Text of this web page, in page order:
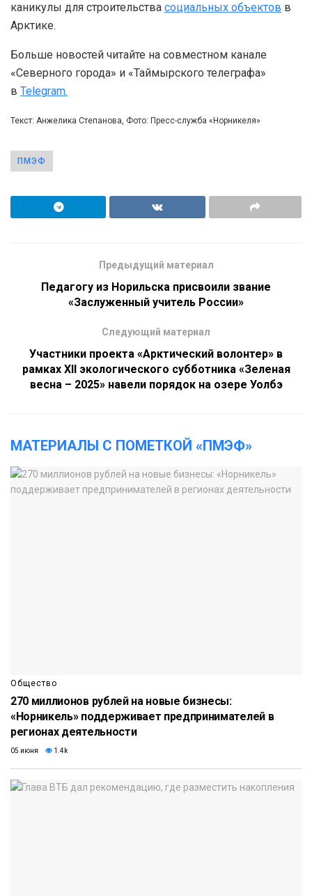
каникулы для строительства социальных объектов в
Арктике.
Больше новостей читайте на совместном канале
«Северного города» и «Таймырского телеграфа»
в Telegram.
Текст: Анжелика Степанова, Фото: Пресс-служба «Норникеля»
ПМЭФ
Предыдущий материал
Педагогу из Норильска присвоили звание
«Заслуженный учитель России»
Следующий материал
Участники проекта «Арктический волонтер» в
рамках XII экологического субботника «Зеленая
весна – 2025» навели порядок на озере Уолбэ
МАТЕРИАЛЫ С ПОМЕТКОЙ «ПМЭФ»
Общество
270 миллионов рублей на новые бизнесы:
«Норникель» поддерживает предпринимателей в
регионах деятельности
05 июня 1.4k